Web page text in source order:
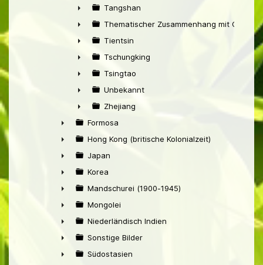
►
►
Tangshan
►
Thematischer Zusammenhang mit China
►
Tientsin
►
Tschungking
►
Tsingtao
►
Unbekannt
►
Zhejiang
►
Formosa
►
Hong Kong (britische Kolonialzeit)
►
Japan
►
Korea
►
Mandschurei (1900-1945)
►
Mongolei
►
Niederländisch Indien
►
Sonstige Bilder
Südostasien